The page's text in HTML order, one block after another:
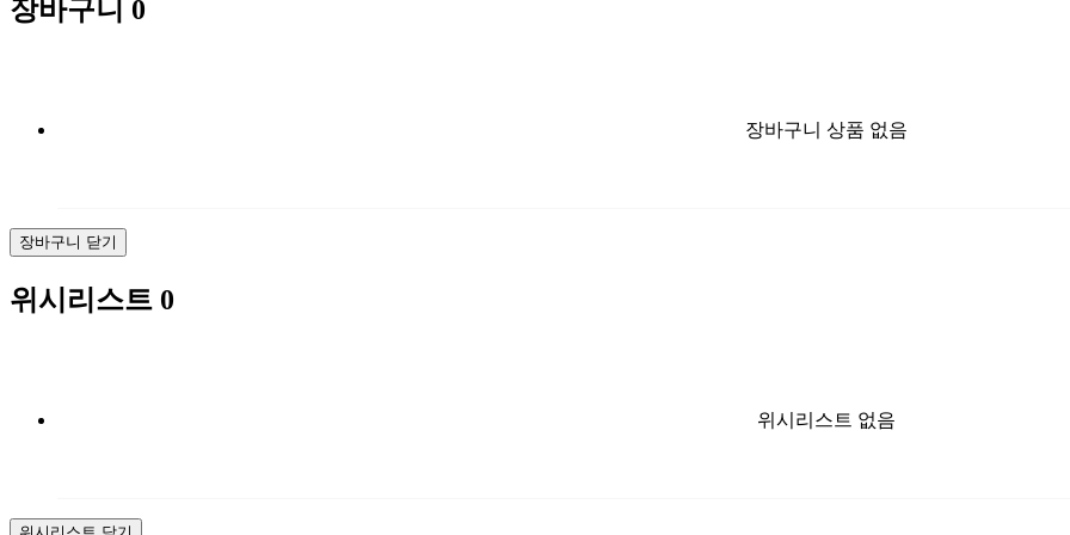
장바구니 0
장바구니 상품 없음
장바구니 닫기
위시리스트 0
위시리스트 없음